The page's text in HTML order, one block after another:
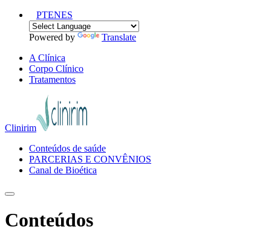
PTENES
Powered by
Translate
A Clínica
Corpo Clínico
Tratamentos
Clinirim
Conteúdos de saúde
PARCERIAS E CONVÊNIOS
Canal de Bioética
Conteúdos